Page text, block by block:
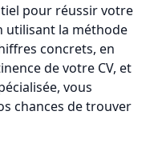
pour réussir votre
utilisant la méthode
concrets, en
de votre CV, et
vous
chances de trouver